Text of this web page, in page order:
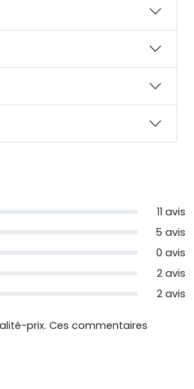
11 avis
5 avis
0 avis
2 avis
2 avis
prix. Ces commentaires